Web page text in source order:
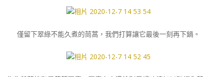
僅留下翠綠不能久煮的茼蒿，我們打算讓它最後一刻再下鍋。